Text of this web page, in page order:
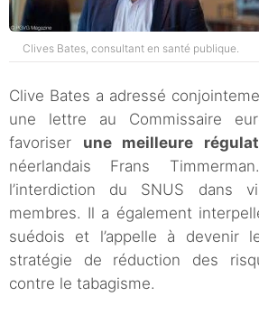
Clives Bates, consultant en santé publique.
Clive Bates a adressé
une lettre au Commissaire
favoriser une meilleure
néerlandais Frans
l’interdiction du SNUS dans
membres. Il a également
suédois et l’appelle à devenir
stratégie de réduction des
contre le tabagisme.